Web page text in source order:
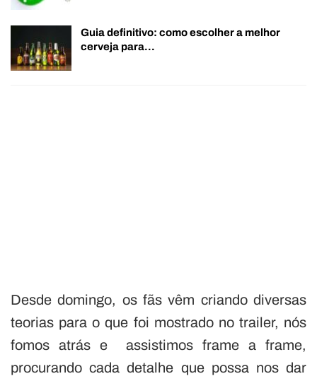
Guia definitivo: como escolher a melhor
cerveja para…
Desde domingo, os fãs vêm criando diversas
teorias para o que foi mostrado no trailer, nós
fomos atrás e assistimos frame a frame,
procurando cada detalhe que possa nos dar